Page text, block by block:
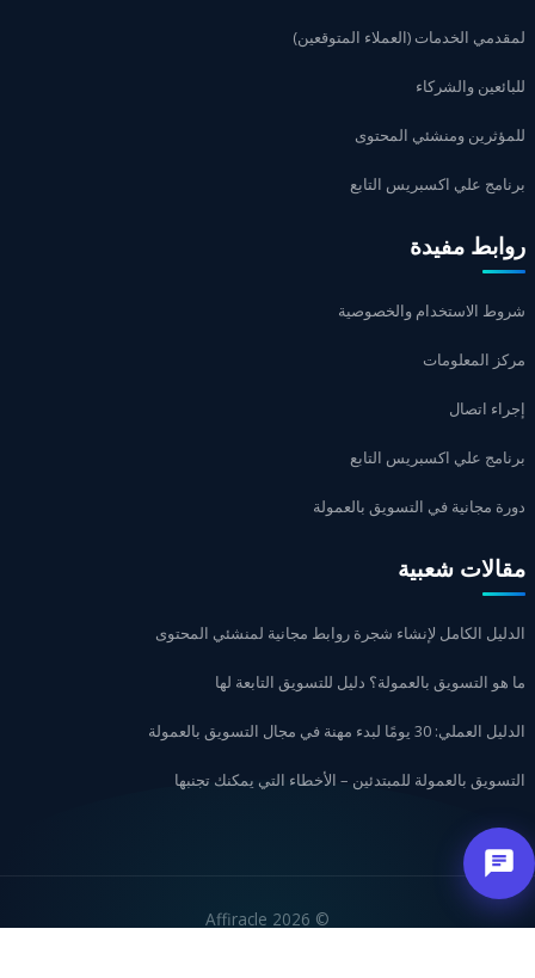
لمقدمي الخدمات (العملاء المتوقعين)
للبائعين والشركاء
للمؤثرين ومنشئي المحتوى
برنامج علي اكسبريس التابع
روابط مفيدة
شروط الاستخدام والخصوصية
مركز المعلومات
إجراء اتصال
برنامج علي اكسبريس التابع
دورة مجانية في التسويق بالعمولة
مقالات شعبية
الدليل الكامل لإنشاء شجرة روابط مجانية لمنشئي المحتوى
ما هو التسويق بالعمولة؟ دليل للتسويق التابعة لها
الدليل العملي: 30 يومًا لبدء مهنة في مجال التسويق بالعمولة
التسويق بالعمولة للمبتدئين – الأخطاء التي يمكنك تجنبها
©
2026 Affiracle